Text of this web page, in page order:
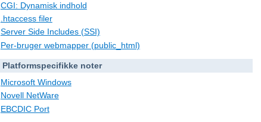
CGI: Dynamisk indhold
.htaccess filer
Server Side Includes (SSI)
Per-bruger webmapper (public_html)
Platformspecifikke noter
Microsoft Windows
Novell NetWare
EBCDIC Port